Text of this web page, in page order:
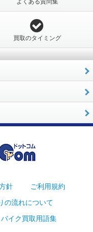
買取のタイミング
針
ご利用規約
の流れについて
バイク買取用語集